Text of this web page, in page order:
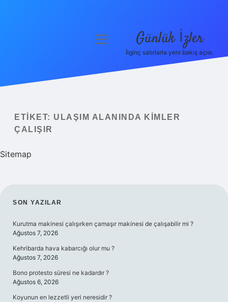
Yasal Uyarı
menüyü
Günlük İzler
İlginç satırlarla yeni bakış açısı.
ETIKET: ULAŞIM ALANINDA KIMLER
ÇALIŞIR
Sitemap
SIDEBAR
SON YAZILAR
Kurutma makinesi çalışırken çamaşır makinesi de çalışabilir mi ?
Ağustos 7, 2026
Kehribarda hava kabarcığı olur mu ?
Ağustos 7, 2026
Bono protesto süresi ne kadardır ?
Ağustos 6, 2026
Koyunun en lezzetli yeri neresidir ?